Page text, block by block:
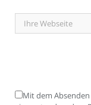
Mit dem